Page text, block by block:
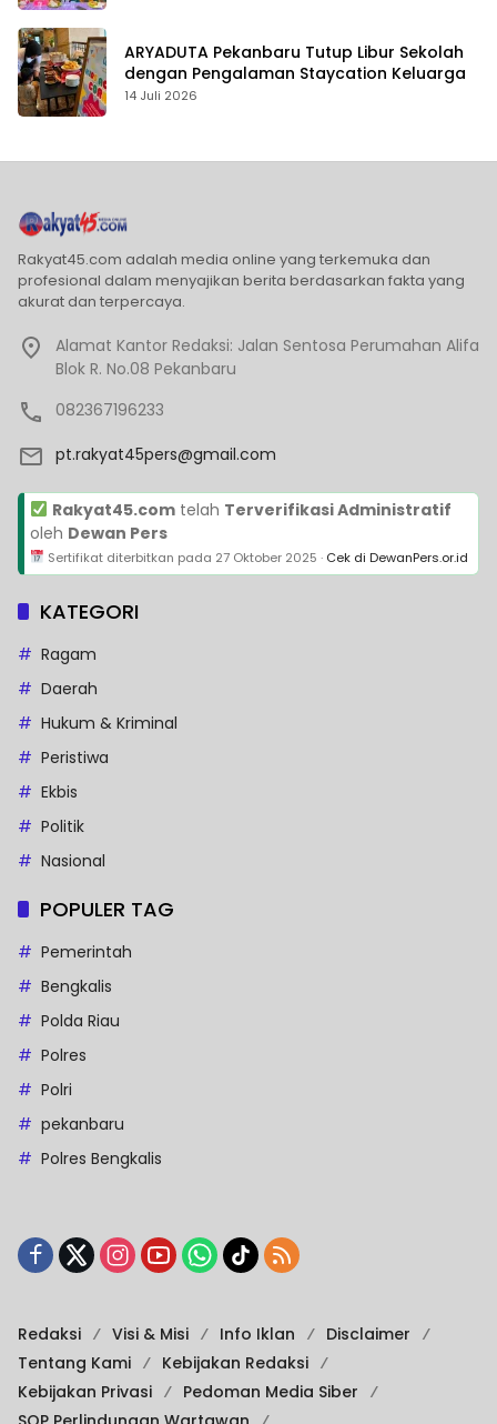
ARYADUTA Pekanbaru Tutup Libur Sekolah
dengan Pengalaman Staycation Keluarga
14 Juli 2026
Rakyat45.com adalah media online yang terkemuka dan
profesional dalam menyajikan berita berdasarkan fakta yang
akurat dan terpercaya.
Alamat Kantor Redaksi: Jalan Sentosa Perumahan Alifa
Blok R. No.08 Pekanbaru
082367196233
pt.rakyat45pers@gmail.com
Rakyat45.comtelah Terverifikasi Administratif
oleh Dewan Pers
Sertifikat diterbitkan pada 27 Oktober 2025 · Cek di DewanPers.or.id
KATEGORI
Ragam
Daerah
Hukum & Kriminal
Peristiwa
Ekbis
Politik
Nasional
POPULER TAG
Pemerintah
Bengkalis
Polda Riau
Polres
Polri
pekanbaru
Polres Bengkalis
Redaksi Visi & Misi Info Iklan
Disclaimer
Tentang Kami
Kebijakan Redaksi
Kebijakan Privasi
Pedoman Media Siber